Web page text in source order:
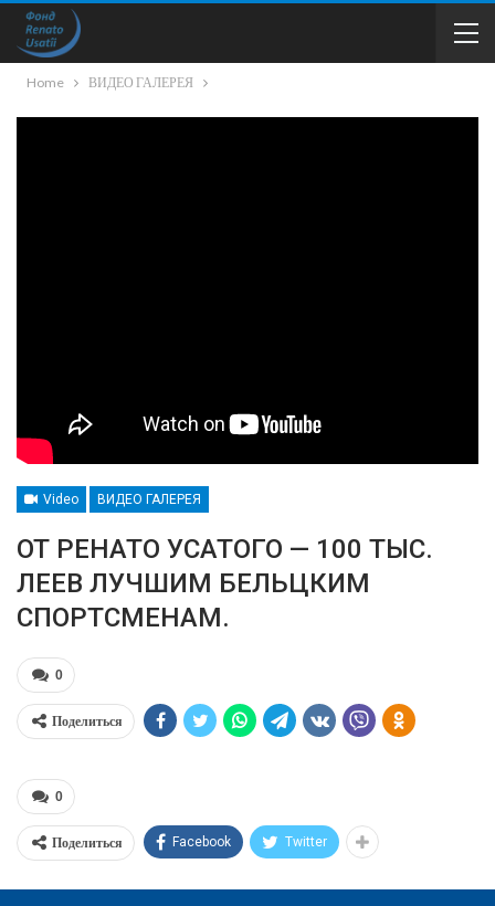
Home ВИДЕО ГАЛЕРЕЯ
Video ВИДЕО ГАЛЕРЕЯ
ОТ РЕНАТО УСАТОГО — 100 ТЫС.
ЛЕЕВ ЛУЧШИМ БЕЛЬЦКИМ
СПОРТСМЕНАМ.
0
Поделиться
0
Поделиться Facebook Twitter